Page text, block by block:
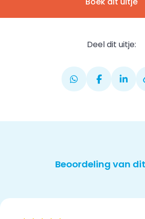
Deel dit uitje:
Beoordeling van